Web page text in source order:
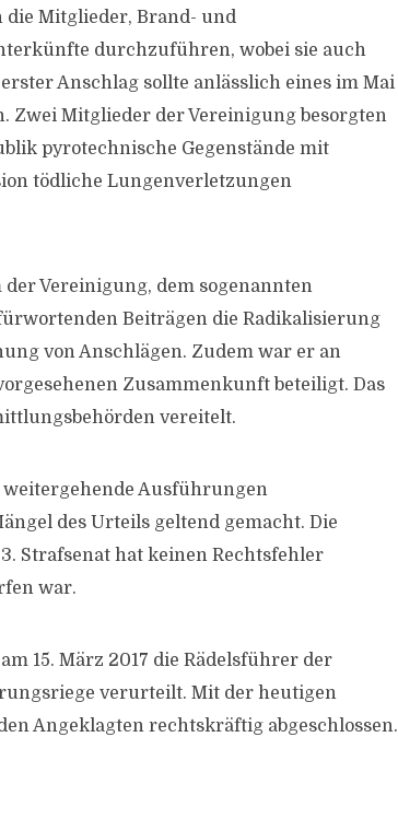
die Mitglieder, Brand- und
durchzuführen, wobei sie auch
Anschlag sollte anlässlich eines im Mai
Zwei Mitglieder der Vereinigung besorgten
pyrotechnische Gegenstände mit
tödliche Lungenverletzungen
Vereinigung, dem sogenannten
Beiträgen die Radikalisierung
von Anschlägen. Zudem war er an
Zusammenkunft beteiligt. Das
vereitelt.
weitergehende Ausführungen
des Urteils geltend gemacht. Die
Strafsenat hat keinen Rechtsfehler
war.
15. März 2017 die Rädelsführer der
verurteilt. Mit der heutigen
Angeklagten rechtskräftig abgeschlossen.